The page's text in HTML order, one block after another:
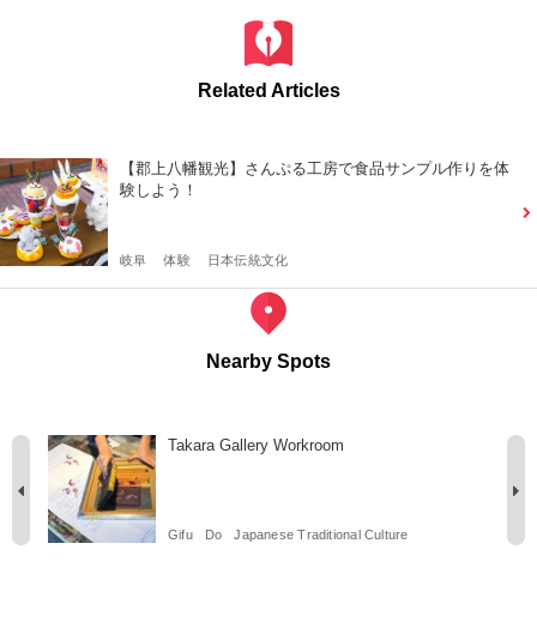
Related Articles
【郡上八幡観光】さんぷる工房で食品サンプル作りを体
験しよう！
岐阜 体験 日本伝統文化
Nearby Spots
Takara Gallery Workroom
Gifu Do Japanese Traditional Culture